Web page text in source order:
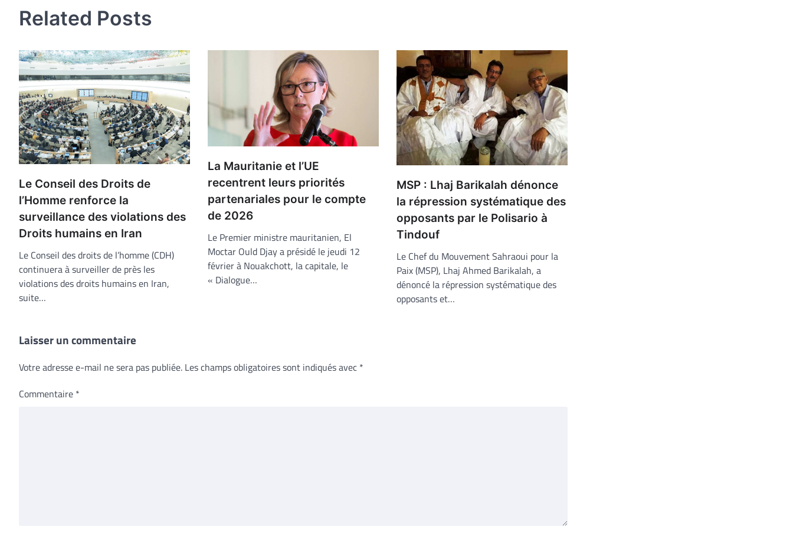
Related Posts
Le Conseil des Droits de
l’Homme renforce la
surveillance des violations des
Droits humains en Iran
Le Conseil des droits de l’homme (CDH)
continuera à surveiller de près les
violations des droits humains en Iran,
suite…
La Mauritanie et l’UE
recentrent leurs priorités
partenariales pour le compte
de 2026
Le Premier ministre mauritanien, El
Moctar Ould Djay a présidé le jeudi 12
février à Nouakchott, la capitale, le
« Dialogue…
MSP : Lhaj Barikalah dénonce
la répression systématique des
opposants par le Polisario à
Tindouf
Le Chef du Mouvement Sahraoui pour la
Paix (MSP), Lhaj Ahmed Barikalah, a
dénoncé la répression systématique des
opposants et…
Laisser un commentaire
Votre adresse e-mail ne sera pas publiée. Les champs obligatoires sont indiqués avec *
Commentaire *